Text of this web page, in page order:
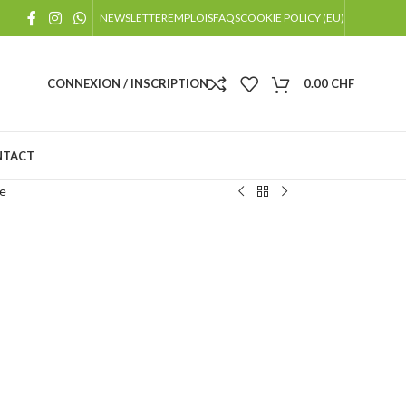
NEWSLETTEREMPLOISFAQSCOOKIE POLICY (EU)
CONNEXION / INSCRIPTION 0.00 CHF